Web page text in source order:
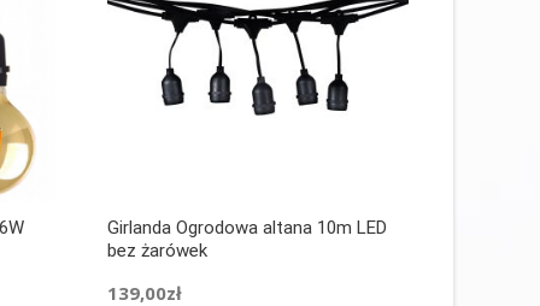
Girlanda Ogrodowa altana 10m LED
bez żarówek
139,00zł